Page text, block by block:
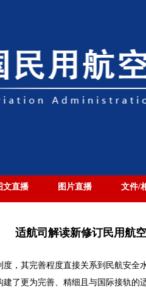
文直播 图片直播 文件/
适航司解读新修订民用航
，其完善程度直接关系到民航安
了更为完善、精细且与国际接轨的